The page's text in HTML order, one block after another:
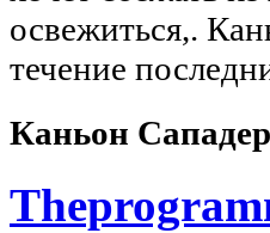
освежиться,.
течение
Каньон